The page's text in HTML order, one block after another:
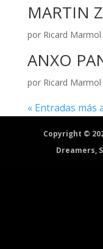
MARTIN
por Ricard Marmol
ANXO
por Ricard Marmol
« Entradas más
Copyright ©
Dreamers,